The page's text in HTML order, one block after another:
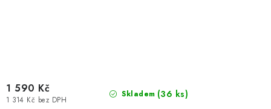
Skladem (36 ks)
1 314 Kč bez DPH
1 590 Kč